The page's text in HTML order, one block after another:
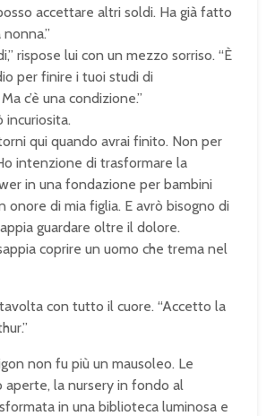
accettare altri soldi. Ha già fatto
rispose lui con un mezzo sorriso. “È
per finire i tuoi studi di
c’è una condizione.”
incuriosita.
qui quando avrai finito. Non per
intenzione di trasformare la
in una fondazione per bambini
onore di mia figlia. E avrò bisogno di
guardare oltre il dolore.
coprire un uomo che trema nel
con tutto il cuore. “Accetto la
non fu più un mausoleo. Le
la nursery in fondo al
in una biblioteca luminosa e